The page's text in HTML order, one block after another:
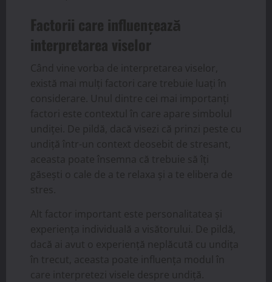
Factorii care influențează
interpretarea viselor
Când vine vorba de interpretarea viselor,
există mai mulți factori care trebuie luați în
considerare. Unul dintre cei mai importanți
factori este contextul în care apare simbolul
undiței. De pildă, dacă visezi că prinzi peste cu
undiță într-un context deosebit de stresant,
aceasta poate însemna că trebuie să îți
găsești o cale de a te relaxa și a te elibera de
stres.
Alt factor important este personalitatea și
experiența individuală a visătorului. De pildă,
dacă ai avut o experiență neplăcută cu undița
în trecut, aceasta poate influența modul în
care interpretezi visele despre undiță.